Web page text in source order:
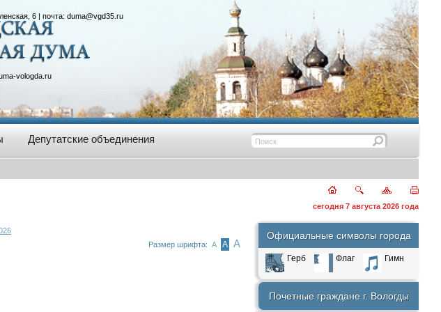
6 | почта: duma@vgd35.ru
vologda.ru
Депутатские объединения
сегодня 7 августа 2026 года
Размер шрифта: А А А
Официальные символы города
Герб Флаг Гимн
Почетные граждане г. Вологды